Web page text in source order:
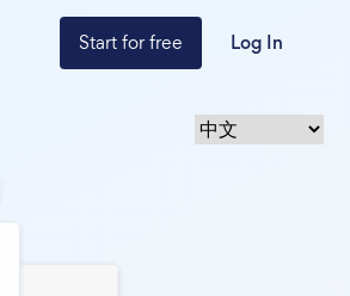
Start for free Log In